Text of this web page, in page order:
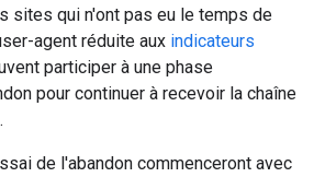
sites qui n'ont pas eu le temps de
agent réduite aux indicateurs
participer à une phase
pour continuer à recevoir la chaîne
de l'abandon commenceront avec